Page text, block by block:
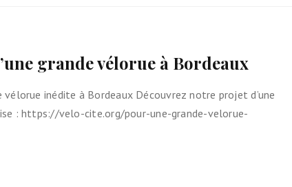
grande vélorue à Bordeaux
vélorue inédite à Bordeaux Découvrez notre projet d’une
: https://velo-cite.org/pour-une-grande-velorue-